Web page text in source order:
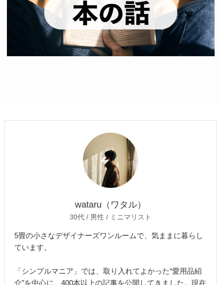
wataru（ワタル）
30代 / 男性 / ミニマリスト
5畳の小さなデザイナーズワンルームで、気ままに暮らし
ています。
「シンプルマニア」では、取り入れてよかった“愛用品紹
介”を中心に、400本以上の記事を公開してきました。現在